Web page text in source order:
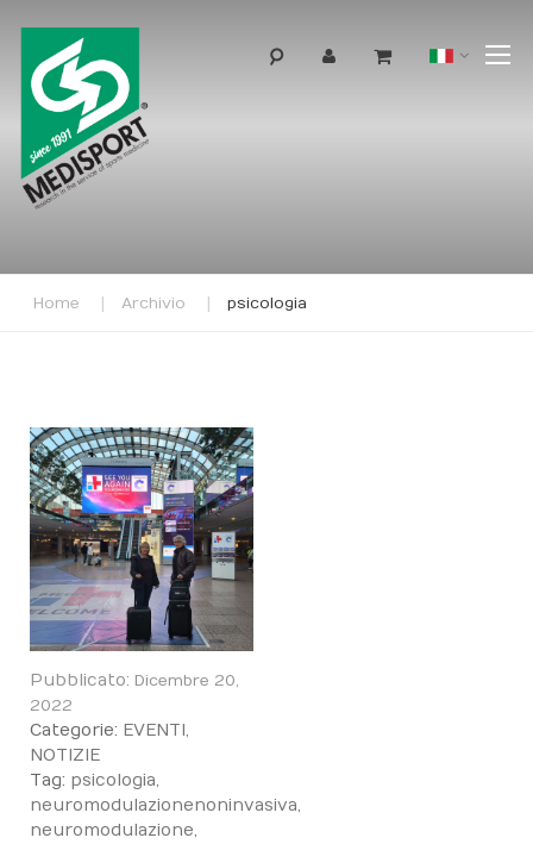
Lingua
Home Archivio psicologia
Pubblicato: Dicembre 20,
2022
Categorie: EVENTI,
NOTIZIE
Tag: psicologia,
neuromodulazionenoninvasiva,
neuromodulazione,